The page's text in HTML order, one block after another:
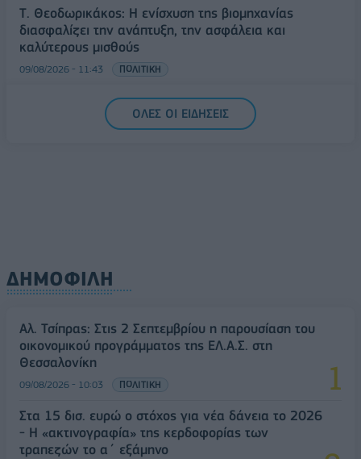
Τ. Θεοδωρικάκος: Η ενίσχυση της βιομηχανίας
διασφαλίζει την ανάπτυξη, την ασφάλεια και
καλύτερους μισθούς
09/08/2026 - 11:43 ΠΟΛΙΤΙΚΗ
Υπ. Μεταφορών: Οριστική λύση στο ζήτημα των
πινακίδων κυκλοφορίας - Τέλος στις χρονοβόρες
ΟΛΕΣ ΟΙ ΕΙΔΗΣΕΙΣ
ΔΗΜΟΦΙΛΗ
Αλ. Τσίπρας: Στις 2 Σεπτεμβρίου η παρουσίαση του
οικονομικού προγράμματος της ΕΛ.Α.Σ. στη
Θεσσαλονίκη
09/08/2026 - 10:03 ΠΟΛΙΤΙΚΗ
Στα 15 δισ. ευρώ ο στόχος για νέα δάνεια το 2026
- Η «ακτινογραφία» της κερδοφορίας των
τραπεζών το α΄ εξάμηνο